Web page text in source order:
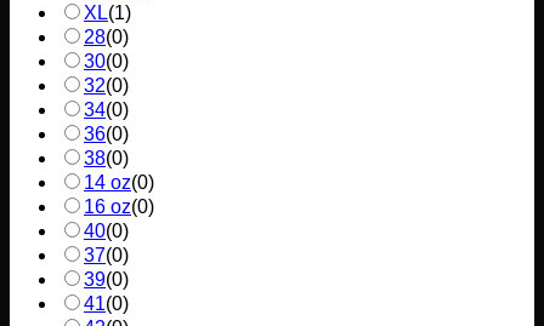
XL(1)
28(0)
30(0)
32(0)
34(0)
36(0)
38(0)
14 oz(0)
16 oz(0)
40(0)
37(0)
39(0)
41(0)